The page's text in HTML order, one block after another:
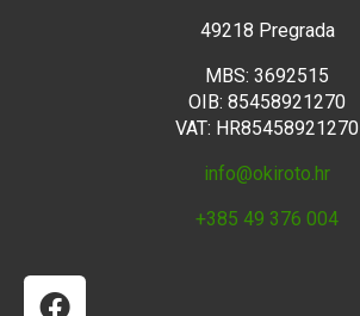
49218 Pregrada
MBS: 3692515
OIB: 85458921270
VAT: HR85458921270
info@okiroto.hr
+385 49 376 004